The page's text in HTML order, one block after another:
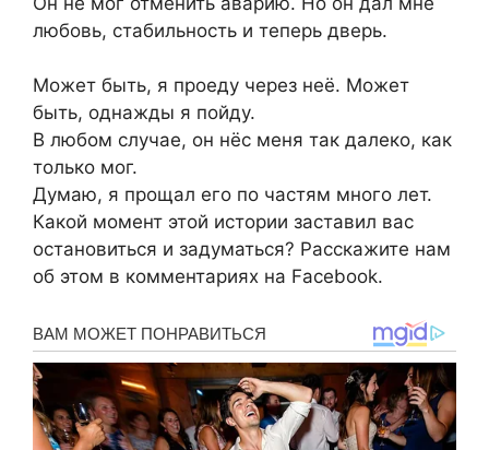
любовь, стабильность и теперь дверь.
Может быть, я проеду через неё. Может
быть, однажды я пойду.
В любом случае, он нёс меня так далеко, как
только мог.
Думаю, я прощал его по частям много лет.
Какой момент этой истории заставил вас
остановиться и задуматься? Расскажите нам
об этом в комментариях на Facebook.